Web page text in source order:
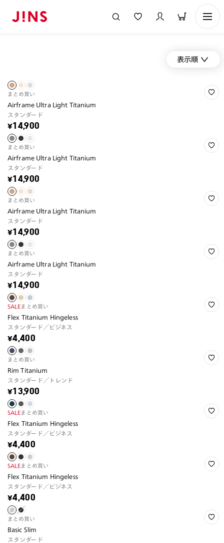
表示順
まとめ買い
Airframe Ultra Light Titanium
スタンダード
¥14,900
まとめ買い
Airframe Ultra Light Titanium
スタンダード
¥14,900
まとめ買い
Airframe Ultra Light Titanium
スタンダード
¥14,900
まとめ買い
Airframe Ultra Light Titanium
スタンダード
¥14,900
SALEまとめ買い
Flex Titanium Hingeless
スタンダード／ビジネス
¥4,400
まとめ買い
Rim Titanium
スタンダード／トレンド
¥13,900
SALEまとめ買い
Flex Titanium Hingeless
スタンダード／ビジネス
¥4,400
SALEまとめ買い
Flex Titanium Hingeless
スタンダード／ビジネス
¥4,400
まとめ買い
Basic Slim
スタンダード